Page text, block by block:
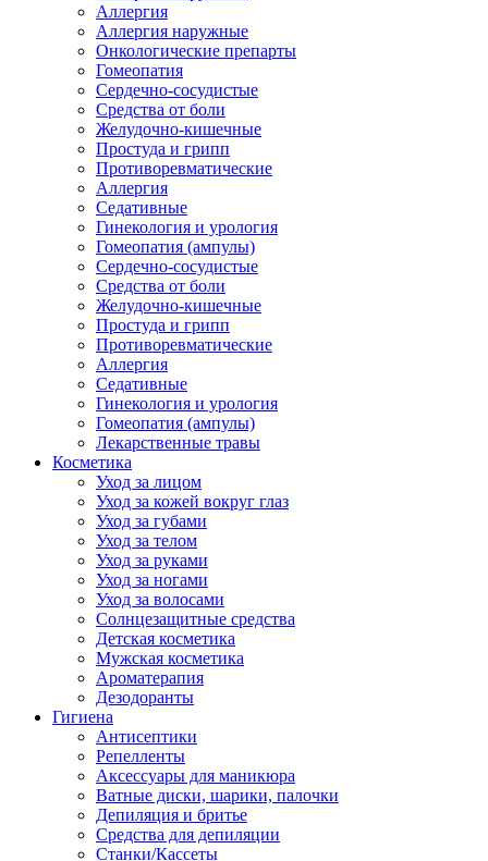
Аллергия
Аллергия наружные
Онкологические препарты
Гомеопатия
Сердечно-сосудистые
Средства от боли
Желудочно-кишечные
Простуда и грипп
Противоревматические
Аллергия
Седативные
Гинекология и урология
Гомеопатия (ампулы)
Сердечно-сосудистые
Средства от боли
Желудочно-кишечные
Простуда и грипп
Противоревматические
Аллергия
Седативные
Гинекология и урология
Гомеопатия (ампулы)
Лекарственные травы
Косметика
Уход за лицом
Уход за кожей вокруг глаз
Уход за губами
Уход за телом
Уход за руками
Уход за ногами
Уход за волосами
Солнцезащитные средства
Детская косметика
Мужская косметика
Ароматерапия
Дезодоранты
Гигиена
Антисептики
Репелленты
Аксессуары для маникюра
Ватные диски, шарики, палочки
Депиляция и бритье
Средства для депиляции
Станки/Кассеты